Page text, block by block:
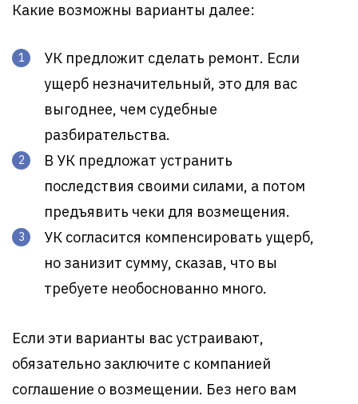
Какие возможны варианты далее:
УК предложит сделать ремонт. Если
ущерб незначительный, это для вас
выгоднее, чем судебные
разбирательства.
В УК предложат устранить
последствия своими силами, а потом
предъявить чеки для возмещения.
УК согласится компенсировать ущерб,
но занизит сумму, сказав, что вы
требуете необоснованно много.
Если эти варианты вас устраивают,
обязательно заключите с компанией
соглашение о возмещении. Без него вам